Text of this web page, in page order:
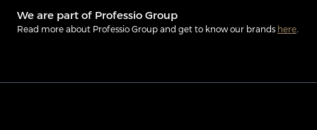
We are part of Professio Group
Read more about Professio Group and get to know our brands here.